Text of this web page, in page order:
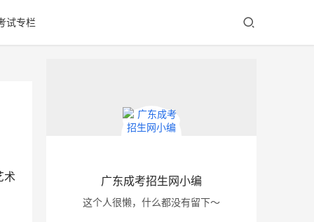
试专栏
术 广东成考招生网小编
这个人很懒，什么都没有留下～